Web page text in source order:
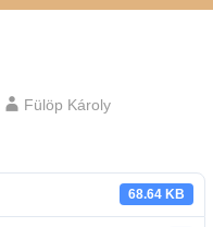
Fülöp Károly
68.64 KB